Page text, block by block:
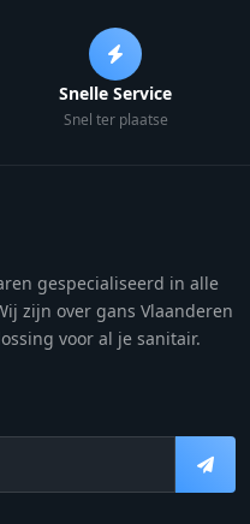
Snelle Service
Snel ter plaatse
gespecialiseerd in alle
zijn over gans Vlaanderen
voor al je sanitair.